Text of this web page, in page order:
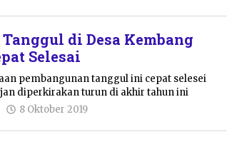
di Desa Kembang
Selesai
pembangunan tanggul ini cepat selesei
diperkirakan turun di akhir tahun ini
8 Oktober 2019